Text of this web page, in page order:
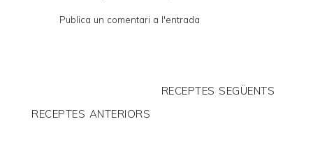
Publica un comentari a l'entrada
RECEPTES SEGÜENTS
RECEPTES ANTERIORS